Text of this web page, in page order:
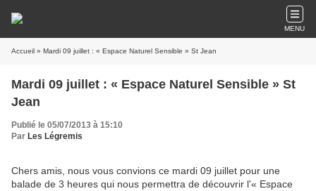
MENU
Accueil » Mardi 09 juillet : « Espace Naturel Sensible » St Jean
Mardi 09 juillet : « Espace Naturel Sensible » St
Jean
Publié le 05/07/2013 à 15:10
Par Les Légremis
Chers amis, nous vous convions ce mardi 09 juillet pour une
balade de 3 heures qui nous permettra de découvrir l'« Espace